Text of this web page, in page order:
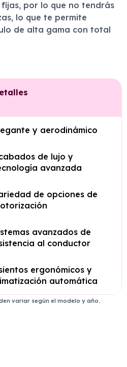
por lo que no tendrás
lo que te permite
de alta gama con total
y aerodinámico
de lujo y
avanzada
de opciones de
avanzados de
al conductor
ergonómicos y
automática
variar según el modelo y año.